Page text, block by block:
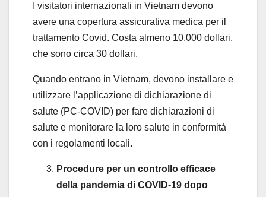
I visitatori internazionali in Vietnam devono
avere una copertura assicurativa medica per il
trattamento Covid. Costa almeno 10.000 dollari,
che sono circa 30 dollari.
Quando entrano in Vietnam, devono installare e
utilizzare l’applicazione di dichiarazione di
salute (PC-COVID) per fare dichiarazioni di
salute e monitorare la loro salute in conformità
con i regolamenti locali.
Procedure per un controllo efficace
della pandemia di COVID-19 dopo